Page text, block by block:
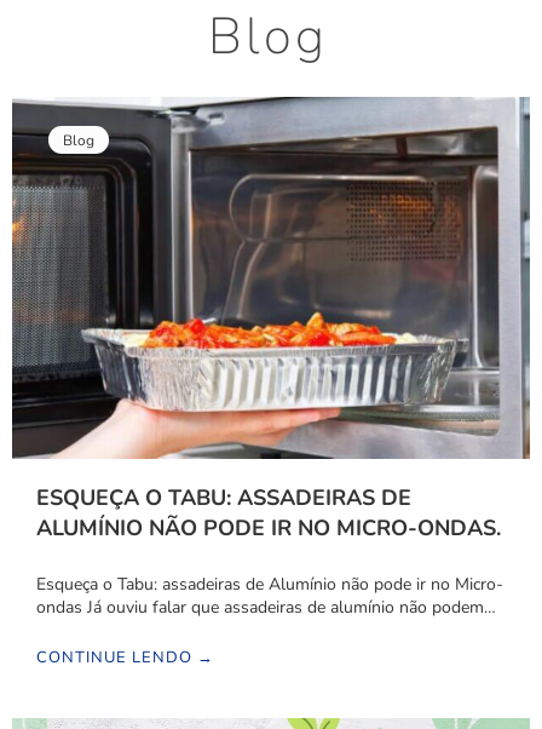
Blog
Blog
ESQUEÇA O TABU: ASSADEIRAS DE
ALUMÍNIO NÃO PODE IR NO MICRO-ONDAS.
Esqueça o Tabu: assadeiras de Alumínio não pode ir no Micro-
ondas Já ouviu falar que assadeiras de alumínio não podem…
CONTINUE LENDO →